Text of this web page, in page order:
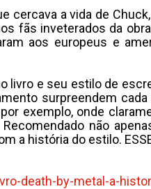
cercava a vida de
fãs inveterados da
aos europeus e
e seu estilo de
surpreendem
por exemplo, onde
não
a história do estilo.
death-by-metal-a-